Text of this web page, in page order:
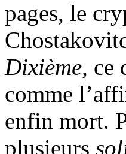
pages, le
Dixième, ce
comme
enfin mort.
plusieurs